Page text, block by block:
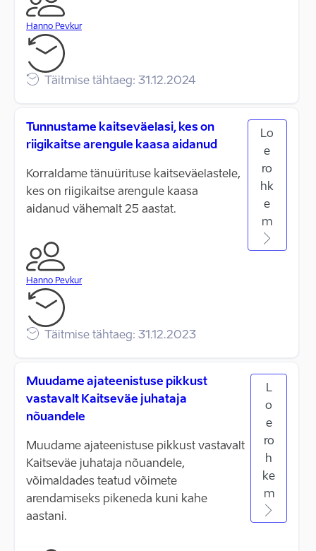
Hanno Pevkur
Täitmise tähtaeg: 31.12.2024
Tunnustame kaitseväelasi, kes on
riigikaitse arengule kaasa aidanud
Korraldame tänuürituse kaitseväelastele,
kes on riigikaitse arengule kaasa
aidanud vähemalt 25 aastat.
Hanno Pevkur
Täitmise tähtaeg: 31.12.2023
Lo
e
ro
hk
e
m
Muudame ajateenistuse pikkust
vastavalt Kaitseväe juhataja
nõuandele
Muudame ajateenistuse pikkust vastavalt
Kaitseväe juhataja nõuandele,
võimaldades teatud võimete
arendamiseks pikeneda kuni kahe
aastani.
L
o
e
ro
h
ke
m